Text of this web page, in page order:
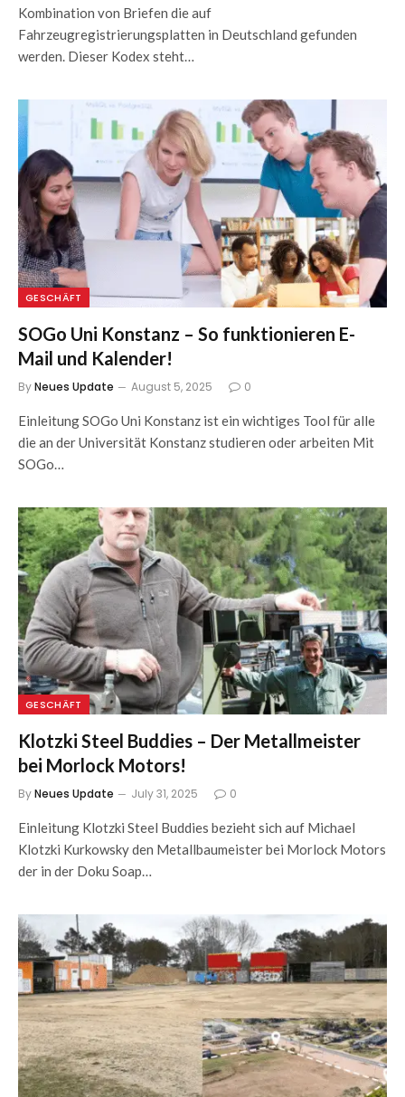
Kombination von Briefen die auf
Fahrzeugregistrierungsplatten in Deutschland gefunden
werden. Dieser Kodex steht…
GESCHÄFT
SOGo Uni Konstanz – So funktionieren E-
Mail und Kalender!
ByNeues Update August 5, 2025 0
Einleitung SOGo Uni Konstanz ist ein wichtiges Tool für alle
die an der Universität Konstanz studieren oder arbeiten Mit
SOGo…
GESCHÄFT
Klotzki Steel Buddies – Der Metallmeister
bei Morlock Motors!
ByNeues Update July 31, 2025 0
Einleitung Klotzki Steel Buddies bezieht sich auf Michael
Klotzki Kurkowsky den Metallbaumeister bei Morlock Motors
der in der Doku Soap…